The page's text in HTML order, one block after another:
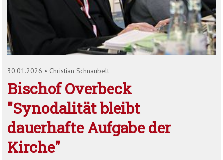
30.01.2026 • Christian Schnaubelt
Bischof Overbeck
"Synodalität bleibt
dauerhafte Aufgabe der
‎Kirche"